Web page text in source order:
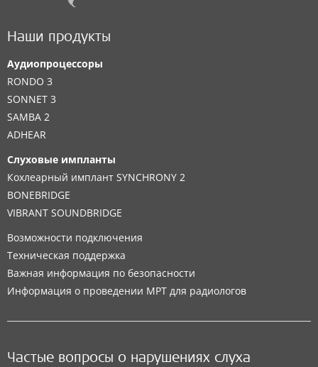
Наши продукты
Аудиопроцессоры
RONDO 3
SONNET 3
SAMBA 2
ADHEAR
Слуховые импланты
Кохлеарный имплант SYNCHRONY 2
BONEBRIDGE
VIBRANT SOUNDBRIDGE
Возможности подключения
Техническая поддержка
Важная информация по безопасности
Информация о проведении МРТ для радиологов
Частые вопросы о нарушениях слуха